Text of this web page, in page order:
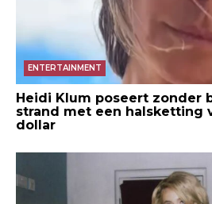
ENTERTAINMENT
Heidi Klum poseert zonder
strand met een halsketting
dollar